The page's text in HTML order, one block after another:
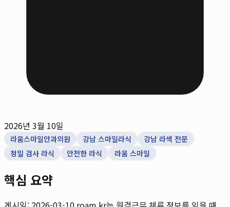
2026년 3월 10일
라움스마일안과의원 강남 스마일라식
강남 라섹 전문
정밀 검사 라식
안전한 라식 라움 스마일
핵심 요약